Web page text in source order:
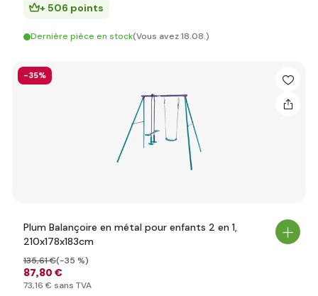
+ 506 points
Dernière pièce en stock(Vous avez 18.08.)
-35%
Plum Balançoire en métal pour enfants 2 en 1,
210x178x183cm
87,80 €
135,61 €(-35 %)
73,16 € sans TVA